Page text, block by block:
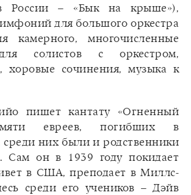
России – «Бык на крыше»),
для большого оркестра
камерного, многочисленные
солистов с оркестром,
хоровые сочинения, музыка к
пишет кантату «Огненный
евреев, погибших в
среди них были и родственники
Сам он в 1939 году покидает
в США, преподает в Миллс-
среди его учеников – Дэйв